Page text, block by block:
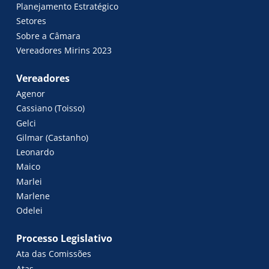
Planejamento Estratégico
Setores
Sobre a Câmara
Vereadores Mirins 2023
Vereadores
Agenor
Cassiano (Toisso)
Gelci
Gilmar (Castanho)
Leonardo
Maico
Marlei
Marlene
Odelei
Processo Legislativo
Ata das Comissões